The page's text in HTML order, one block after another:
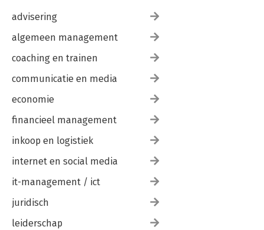
advisering
algemeen management
coaching en trainen
communicatie en media
economie
financieel management
inkoop en logistiek
internet en social media
it-management / ict
juridisch
leiderschap